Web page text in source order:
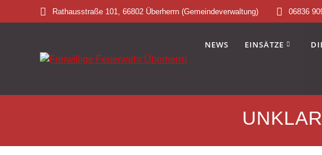
to
Rathausstraße 101, 66802 Überherrn (Gemeindeverwaltung) 06836
NEWS EINSÄTZE